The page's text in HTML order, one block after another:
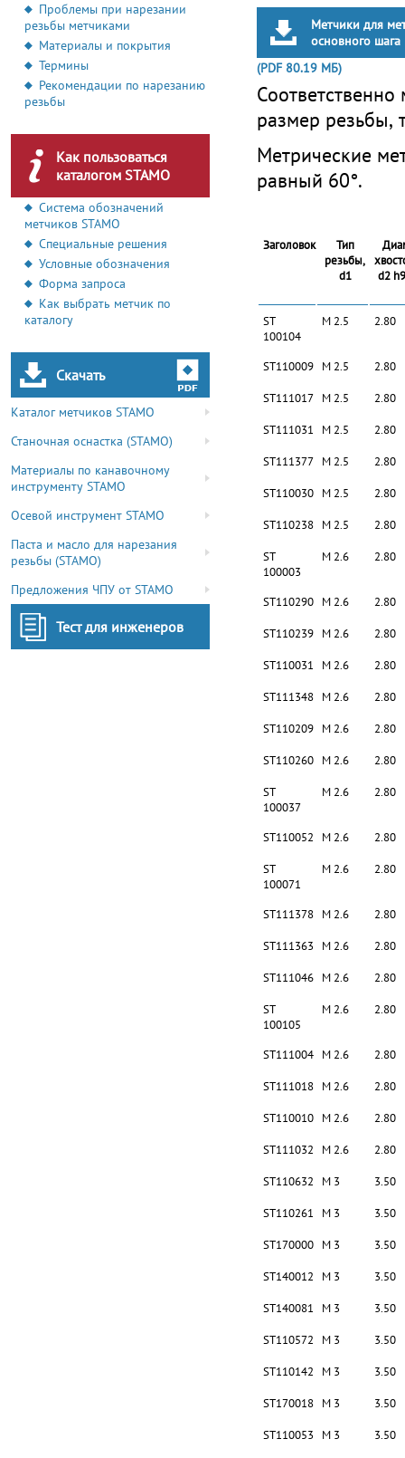
Проблемы при нарезании
резьбы метчиками
Материалы и покрытия
Термины
Рекомендации по нарезанию
резьбы
Как пользоваться
каталогом STAMO
Система обозначений
метчиков STAMO
Специальные решения
Условные обозначения
Форма запроса
Как выбрать метчик по
каталогу
Скачать
Каталог метчиков STAMO
Станочная оснастка (STAMO)
Материалы по канавочному
инструменту STAMO
Осевой инструмент STAMO
Паста и масло для нарезания
резьбы (STAMO)
Предложения ЧПУ от STAMO
Тест для инженеров
Метчики для
основного шага
(PDF 80.19 МБ)
размер резьбы,
Метрические
равный 60°.
Заголовок
Тип
резьбы,
d1
d2
ST
100104
M 2.5 2.80
ST110009 M 2.5 2.80
ST111017 M 2.5 2.80
ST111031 M 2.5 2.80
ST111377 M 2.5 2.80
ST110030 M 2.5 2.80
ST110238 M 2.5 2.80
ST
100003
M 2.6 2.80
ST110290 M 2.6 2.80
ST110239 M 2.6 2.80
ST110031 M 2.6 2.80
ST111348 M 2.6 2.80
ST110209 M 2.6 2.80
ST110260 M 2.6 2.80
ST
100037
M 2.6 2.80
ST110052 M 2.6 2.80
ST
100071
M 2.6 2.80
ST111378 M 2.6 2.80
ST111363 M 2.6 2.80
ST111046 M 2.6 2.80
ST
100105
M 2.6 2.80
ST111004 M 2.6 2.80
ST111018 M 2.6 2.80
ST110010 M 2.6 2.80
ST111032 M 2.6 2.80
ST110632 M 3 3.50
ST110261 M 3 3.50
ST170000 M 3 3.50
ST140012 M 3 3.50
ST140081 M 3 3.50
ST110572 M 3 3.50
ST110142 M 3 3.50
ST170018 M 3 3.50
ST110053 M 3 3.50